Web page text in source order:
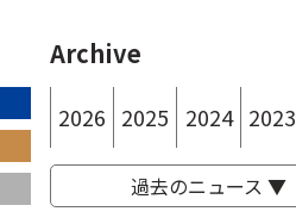
Archive
2026 2025 2024 2023
過去のニュース ▼